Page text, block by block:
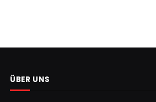
ÜBER UNS